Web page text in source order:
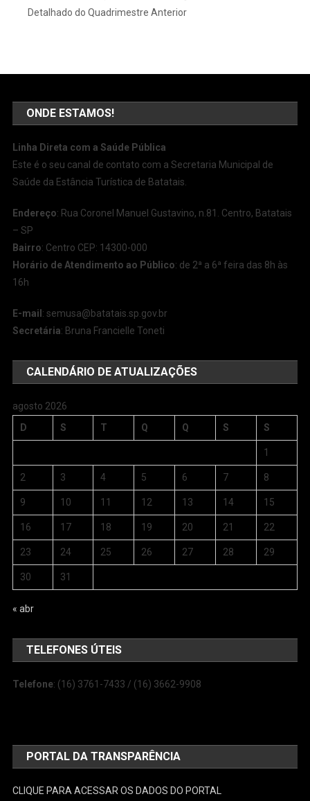
Detalhado do Quadrimestre Anterior
ONDE ESTAMOS!
Linha Direta com a Saúde Pública
Este é o seu canal de contato com a Secretaria Municipal de
Saúde da Estância Turística de Batatais.
Endereço: Rua Coronel Manuel Gustavino, n.81. Centro, Batatais
– SP
Bairro: Centro CEP: 14300-000
Horário de Atendimento ao Público: de 2ª a 6ª feira das 8h às
16h
E-mail :semusa@batatais.sp.gov.br
Secretária: Bruna Francielle Toneti
CALENDÁRIO DE ATUALIZAÇÕES
agosto 2026
D
S T Q Q S S
1
2 3 4 5 6 7 8
9 10 11 12 13 14 15
16 17 18 19 20 21 22
23 24 25 26 27 28 29
30 31
« abr
TELEFONES ÚTEIS
Telefone: (16) 3761-7433 / (16) 3662-9908
PORTAL DA TRANSPARÊNCIA
CLIQUE PARA ACESSAR OS DADOS DO PORTAL